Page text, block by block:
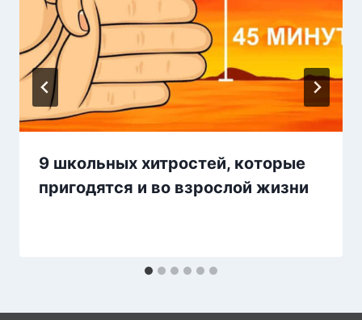
9 школьных хитростей, которые
пригодятся и во взрослой жизни